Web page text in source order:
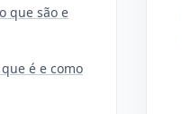
que são e
é e como